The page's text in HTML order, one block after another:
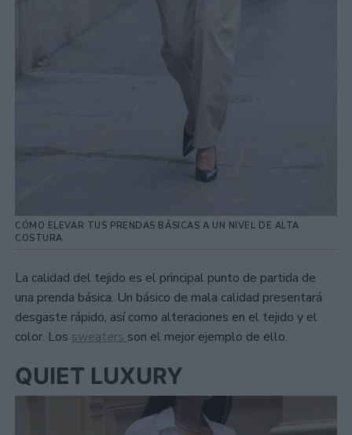
CÓMO ELEVAR TUS PRENDAS BÁSICAS A UN NIVEL DE ALTA
COSTURA
La calidad del tejido es el principal punto de partida de
una prenda básica. Un básico de mala calidad presentará
desgaste rápido, así como alteraciones en el tejido y el
color. Los sweaters son el mejor ejemplo de ello.
QUIET LUXURY